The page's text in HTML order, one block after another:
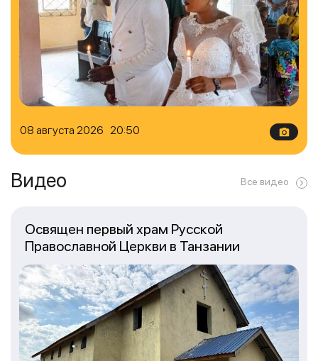
08 августа 2026 20:50
Видео Все видео
Освящен первый храм Русской
Православной Церкви в Танзании